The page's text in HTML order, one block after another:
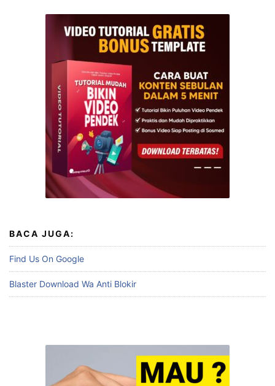
BACA JUGA:
Find Us On Google
Blaster Download Wa Anti Blokir